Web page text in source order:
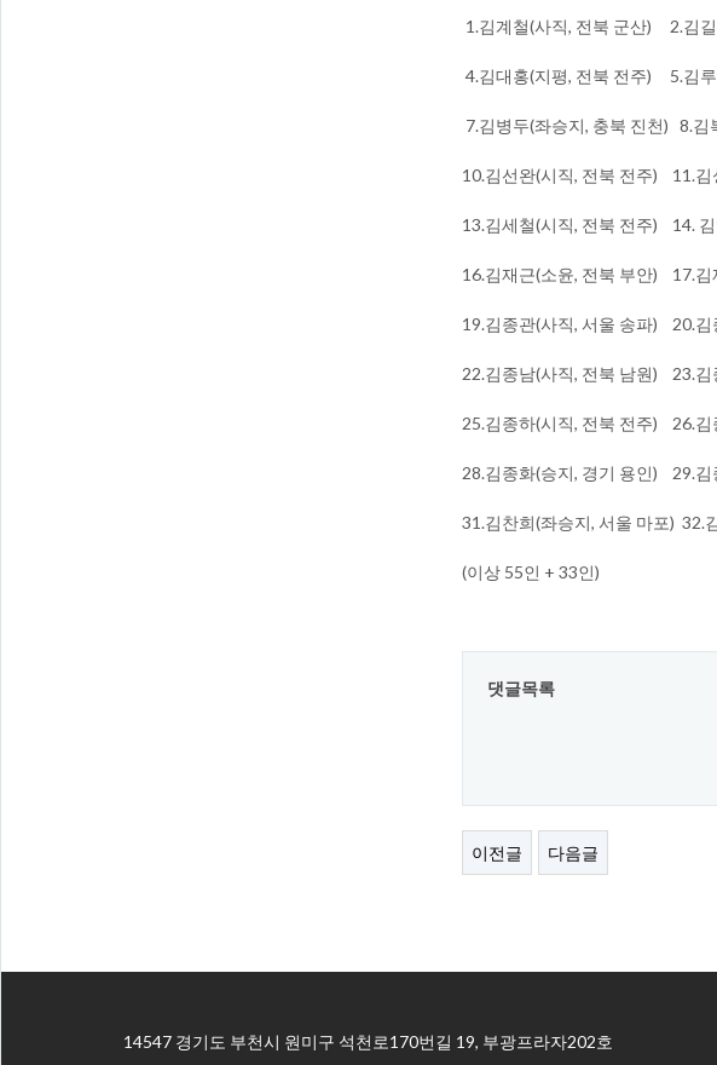
1.김계철(사직, 전북 군산)​ ​2.김
4.김대홍(지평, 전북 전주) 5.김
7.김병두(좌승지, 충북 진천) 8.
10.김선완(시직, 전북 전주) 11.
13.김세철(시직, 전북 전주)
16.김재근(소윤, 전북 부안) 17.
19.김종관(사직, 서울 송파)​ 20.
22.김종남(사직​, 전북 남원) 23.
​25.김종하(시직, 전북 전주) 26.
​28.김종화(승지, 경기 용인) 29.
31.김찬희(좌승지, 서울 마포)
(이상 55인 + 33인)
댓글목록
이전글 다음글
14547 경기도 부천시 원미구 석천로170번길 19, 부광프라자202호